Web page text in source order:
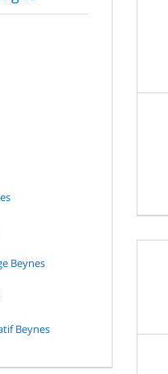
Beynes
Beynes